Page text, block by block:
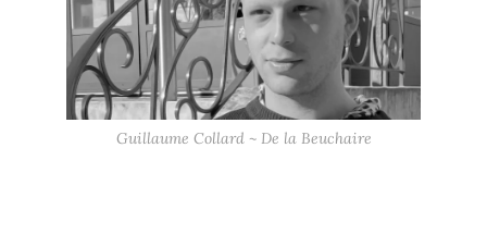
Guillaume Collard ~ De la Beuchaire